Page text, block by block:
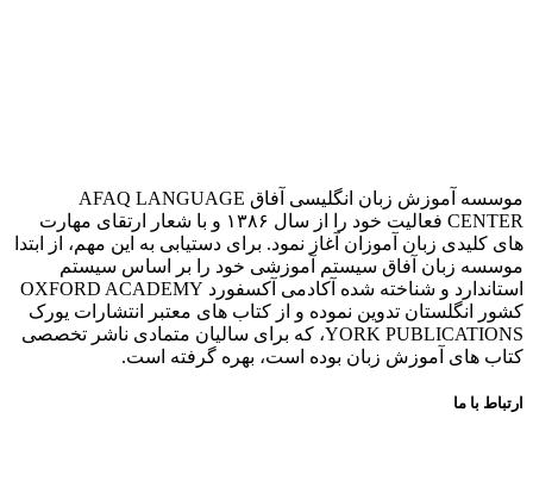
موسسه آموزش زبان انگلیسی آفاق AFAQ LANGUAGE
CENTER فعالیت خود را از سال ۱۳۸۶ و با شعار ارتقای مهارت
های کلیدی زبان آموزان آغاز نمود. برای دستیابی به این مهم، از ابتدا
موسسه زبان آفاق سیستم آموزشی خود را بر اساس سیستم
استاندارد و شناخته شده آکادمی آکسفورد OXFORD ACADEMY
کشور انگلستان تدوین نموده و از کتاب های معتبر انتشارات یورک
YORK PUBLICATIONS، که برای سالیان متمادی ناشر تخصصی
کتاب های آموزش زبان بوده است، بهره گرفته است.
ارتباط با ما